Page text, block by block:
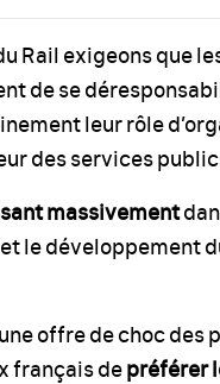
Rail exigeons que
de se
leur rôle
des services
massivement
le développement
offre de choc des
français depréférer